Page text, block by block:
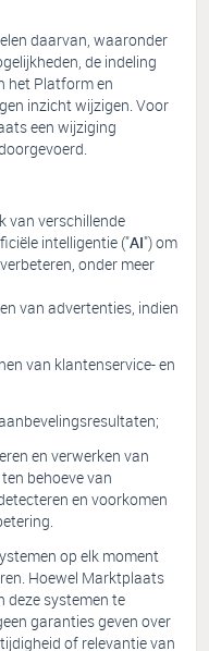
daarvan, waaronder
de indeling
het Platform en
inzicht wijzigen. Voor
een wijziging
van verschillende
intelligentie ("AI") om
onder meer
van advertenties, indien
van klantenservice- en
en verwerken van
behoeve van
en voorkomen
op elk moment
Hoewel Marktplaats
deze systemen te
garanties geven over
of relevantie van